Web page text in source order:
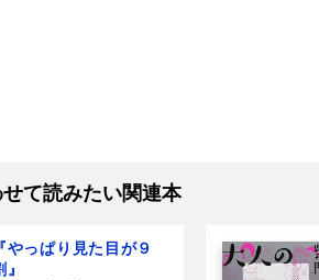
て読みたい関連本
『やっぱり見た目が９
』